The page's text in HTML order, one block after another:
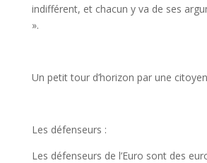
indifférent, et chacun y va de ses
».
Un petit tour d’horizon par une
Les défenseurs :
Les défenseurs de l’Euro sont des